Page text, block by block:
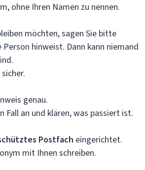
ohne Ihren Namen zu nennen.
möchten, sagen Sie bitte
hinweist. Dann kann niemand
genau.
Fall an und klären, was passiert ist.
Postfach eingerichtet.
mit Ihnen schreiben.